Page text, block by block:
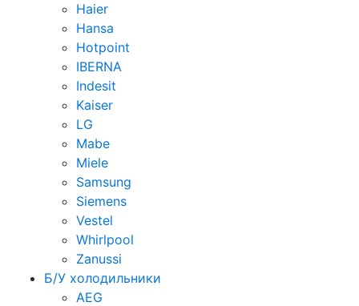
Haier
Hansa
Hotpoint
IBERNA
Indesit
Kaiser
LG
Mabe
Miele
Samsung
Siemens
Vestel
Whirlpool
Zanussi
Б/У холодильники
AEG